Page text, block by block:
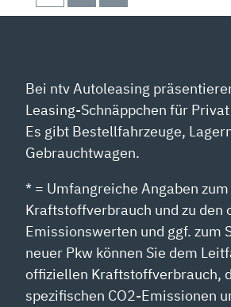
Bei ntv Autoleasing
Leasing-Schnäppchen für
Es gibt Bestellfahrzeuge,
Gebrauchtwagen.
* = Umfangreiche Angaben
Kraftstoffverbrauch und zu den
Emissionswerten und ggf. zum
neuer Pkw können Sie dem
offiziellen Kraftstoffverbrauch,
spezifischen CO2-Emissionen